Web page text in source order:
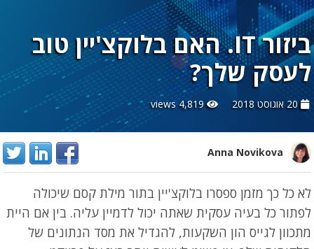
ביזור IT. האם בלוקצ'יין טוב
לעסק שלך?
20 אוגוסט 2018 4,819 views
Anna Novikova
לא כל כך מזמן ספסרו בלוקצ'יין בתור מילת קסם שיכולה
לפתור כל בעיה עסקית שאתה יכול לדמיין עליה. בין אם היית
מתכוון לגייס הון השקעות, להגדיל את מסד הנתונים של